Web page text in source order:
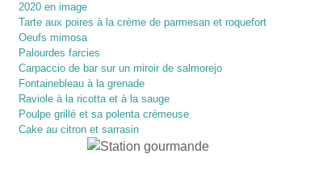
2020 en image
Tarte aux poires à la crème de parmesan et roquefort
Oeufs mimosa
Palourdes farcies
Carpaccio de bar sur un miroir de salmorejo
Fontainebleau à la grenade
Raviole à la ricotta et à la sauge
Poulpe grillé et sa polenta crémeuse
Cake au citron et sarrasin